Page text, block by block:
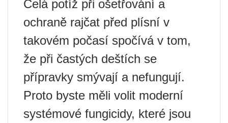
Celá potíž při ošetřování a
ochraně rajčat před plísní v
takovém počasí spočívá v tom,
že při častých deštích se
přípravky smývají a nefungují.
Proto byste měli volit moderní
systémové fungicidy, které jsou